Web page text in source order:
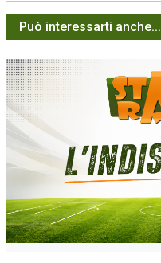
Può interessarti anche...